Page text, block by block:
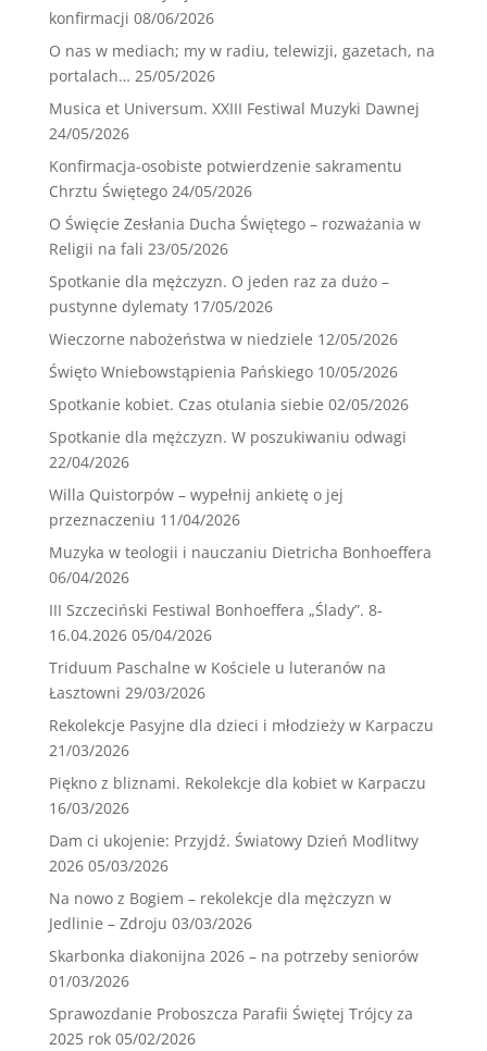
konfirmacji 08/06/2026
O nas w mediach; my w radiu, telewizji, gazetach, na
portalach… 25/05/2026
Musica et Universum. XXIII Festiwal Muzyki Dawnej
24/05/2026
Konfirmacja-osobiste potwierdzenie sakramentu
Chrztu Świętego 24/05/2026
O Święcie Zesłania Ducha Świętego – rozważania w
Religii na fali 23/05/2026
Spotkanie dla mężczyzn. O jeden raz za dużo –
pustynne dylematy 17/05/2026
Wieczorne nabożeństwa w niedziele 12/05/2026
Święto Wniebowstąpienia Pańskiego 10/05/2026
Spotkanie kobiet. Czas otulania siebie 02/05/2026
Spotkanie dla mężczyzn. W poszukiwaniu odwagi
22/04/2026
Willa Quistorpów – wypełnij ankietę o jej
przeznaczeniu 11/04/2026
Muzyka w teologii i nauczaniu Dietricha Bonhoeffera
06/04/2026
III Szczeciński Festiwal Bonhoeffera „Ślady”. 8-
16.04.2026 05/04/2026
Triduum Paschalne w Kościele u luteranów na
Łasztowni 29/03/2026
Rekolekcje Pasyjne dla dzieci i młodzieży w Karpaczu
21/03/2026
Piękno z bliznami. Rekolekcje dla kobiet w Karpaczu
16/03/2026
Dam ci ukojenie: Przyjdź. Światowy Dzień Modlitwy
2026 05/03/2026
Na nowo z Bogiem – rekolekcje dla mężczyzn w
Jedlinie – Zdroju 03/03/2026
Skarbonka diakonijna 2026 – na potrzeby seniorów
01/03/2026
Sprawozdanie Proboszcza Parafii Świętej Trójcy za
2025 rok 05/02/2026